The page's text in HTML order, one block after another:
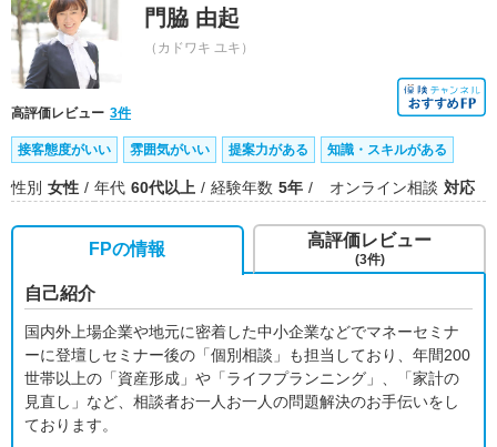
門脇 由起
（カドワキ ユキ）
高評価レビュー 3件
接客態度がいい 雰囲気がいい 提案力がある 知識・スキルがある
性別 女性 年代 60代以上 経験年数 5年 オンライン相談 対応
FPの情報
自己紹介
国内外上場企業や地元に密着した中小企業などでマネーセミナ
ーに登壇しセミナー後の「個別相談」も担当しており、年間200
世帯以上の「資産形成」や「ライフプランニング」、「家計の
見直し」など、相談者お一人お一人の問題解決のお手伝いをし
ております。
高評価レビュー
(3件)